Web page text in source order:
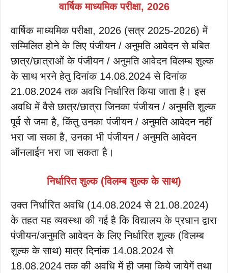
वार्षिक माध्यमिक परीक्षा, 2026
वार्षिक माध्यमिक परीक्षा, 2026 (सत्र 2025-2026) में
सम्मिलित होने के लिए पंजीयन / अनुमति आवेदन से बबित
छात्र/छात्राओं के पंजीयन / अनुमति आवेदन विलम्ब शुल्क
के साथ भरने हेतु दिनांक 14.08.2024 से दिनांक
21.08.2024 तक अवधि निर्धारित किया जाता है। इस
अवधि में वैसे छात्र/छात्रा जिनका पंजीयन / अनुमति शुल्क
पूर्व से जमा है, किंतु उनका पंजीयन / अनुमति आवेदन नहीं
भरा जा सका है, उनका भी पंजीयन / अनुमति आवेदन
ऑनलाईन भरा जा सकता है।
निर्धारित शुल्क (विलम्ब शुल्क के साथ)
उक्त निर्धारित अवधि (14.08.2024 से 21.08.2024)
के तहत यह व्यवस्था की गई है कि विद्यालय के प्रधान द्वारा
पंजीयन/अनुमति आवेदन के लिए निर्धारित शुल्क (विलम्ब
शुल्क के साथ) मात्र दिनांक 14.08.2024 से
18.08.2024 तक की अवधि में ही जमा किये जायेगें तथा